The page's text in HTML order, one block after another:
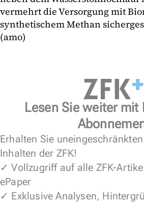
vermehrt die Versorgung mit
synthetischem Methan
(amo)
Lesen Sie weiter mit
Erhalten Sie
Inhalten der ZFK!
✓ Vollzugriff auf alle ZFK-
ePaper
✓ Exklusive Analysen,